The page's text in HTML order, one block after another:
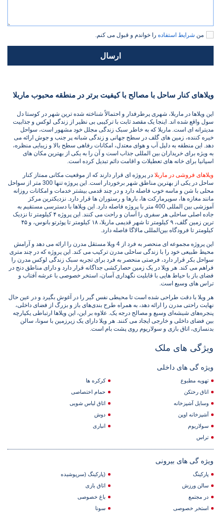
من شرایط استفاده را خواندم و قبول می کنم.
ارسال
ویلاهای کنار ساحل با مصالح با کیفیت برتر در منطقه محبوب ماربلا
این ویلاها در ماربلا، شهری پرطرفدار و احتمالاً شناخته شده ترین شهر در کوستا دل
سول واقع شده اند. اینجا یک مقصد ثابت با ترکیبی بی نظیر از زندگی لوکس و جذابیت
مدیترانه ای است. ماربلا که به خاطر سبک زندگی مجلل خود مشهور است، سواحل
خیره کننده، زمین های گلف در سطح جهانی و زندگی شبانه پر جنب و جوش ارائه می
دهد. این منطقه به دلیل آب و هوای معتدل، امکانات رفاهی سطح بالا و زیبایی منظره،
به ویژه برای خریداران بین المللی جذاب است و آن را به یکی از بهترین مکان های
اسپانیا برای خانه های تعطیلات و اقامت دائم تبدیل کرده است.
ویلاهای فروشی در ماربلا در پروژه ای قرار دارند که از موقعیت مکانی ممتاز کنار
ساحل در یکی از بهترین مناطق شهر برخوردار است. این پروژه تنها 300 متر از سواحل
محلی با شن و ماسه خوب فاصله دارد و در چند قدمی بیشتر خدمات و امکانات روزانه
مانند مغازه ها، سوپرمارکت ها، بارها و رستوران ها قرار دارد. نزدیکترین مرکز
آموزشی بین المللی 400 متر با پروژه فاصله دارد. این ویلاها با دسترسی مستقیم به
جاده اصلی ساحلی هر سفری را آسان و راحت می کنند. این پروژه ۴ کیلومتر تا نزدیک‌
ترین زمین گلف، ۹ کیلومتر تا شهر قدیمی ماربلا، ۱۸ کیلومتر تا پوئرتو بانوس، و ۴۵
کیلومتر تا فرودگاه بین‌المللی مالاگا فاصله دارد.
این پروژه مجموعه ای منحصر به فرد از 4 ویلا مستقل مدرن را ارائه می دهد و آرامش
محیط طبیعی خود را با زندگی ساحلی مدرن ترکیب می کند. این پروژه که در چند متری
سواحل بکر قرار دارد، فرصتی منحصر به فرد برای تجربه سبک زندگی لوکس مدرن را
فراهم می کند. هر ویلا در یک زمین حصارکشی جداگانه قرار دارد و دارای مناطق دنج در
فضای باز با حیاط هایی با قابلیت نگهداری آسان، استخر خصوصی با عرشه آفتاب و
تراس های وسیع است.
هر ویلا با دقت طراحی شده است تا محیطی نفس گیر را در آغوش بگیرد و در عین حال
نهایت راحتی مدرن را ارائه دهد، به همراه طرح‌ بندی‌های باز و بزرگ از فضای داخلی،
پنجره‌های شیشه‌ای وسیع و مصالح درجه یک. علاوه بر این، این ویلاها ارتباطی یکپارچه
بین فضای داخلی و خارجی ایجاد می کنند. هر ویلا دارای یک زیرزمین با سونا، سالن
بدنسازی، اتاق بازی و سولاریوم روی پشت بام است.
ویژگی های ملک
ویژه گی های داخلی
تهویه مطبوع
کرکره ها
اتاق رختکن
حمام اختصاصی
وسایل آشپزخانه
اتاق لباس شویی
آشپزخانه اوپن
دوش
سولاریوم
انباری
تراس
ویژه گی های بیرونی
پارکینگ
(پارکینگ (سرپوشیده
سالن ورزش
اتاق بازی
در مجتمع
باغ خصوصی
استخر خصوصی
سونا